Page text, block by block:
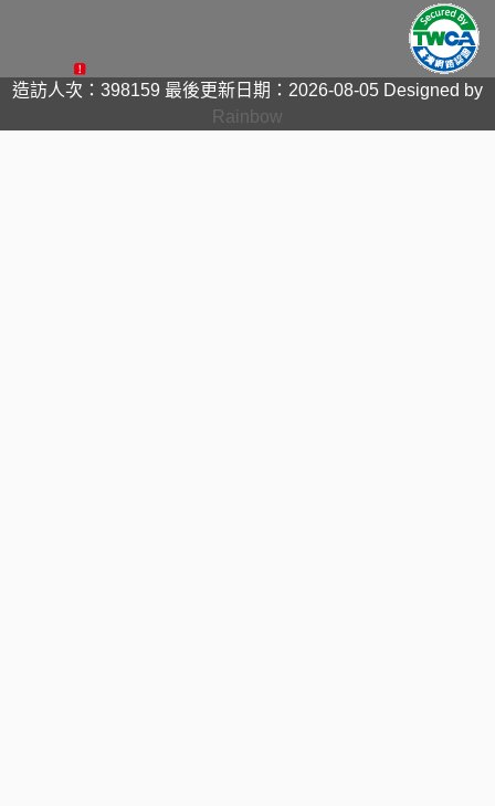
造訪人次：398159 最後更新日期：2026-08-05 Designed by
Rainbow